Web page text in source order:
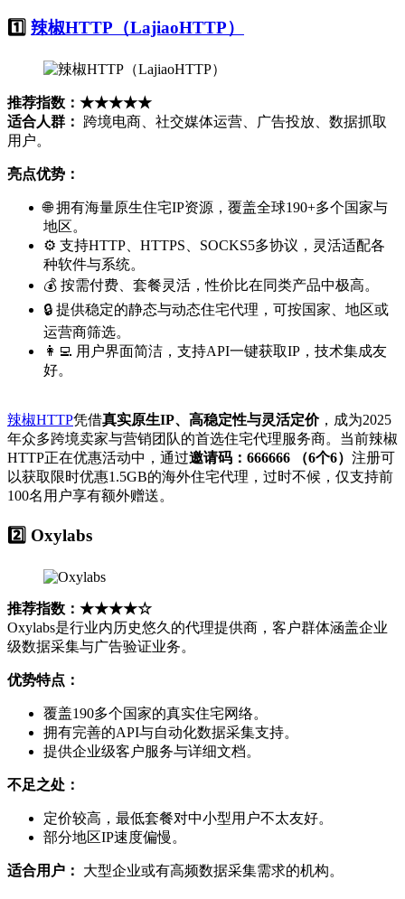
1️⃣ 辣椒HTTP（LajiaoHTTP）
推荐指数：★★★★★
适合人群：
跨境电商、社交媒体运营、广告投放、数据抓取
用户。
亮点优势：
🌐 拥有海量原生住宅IP资源，覆盖全球190+多个国家与
地区。
⚙️ 支持HTTP、HTTPS、SOCKS5多协议，灵活适配各
种软件与系统。
💰 按需付费、套餐灵活，性价比在同类产品中极高。
🔒 提供稳定的静态与动态住宅代理，可按国家、地区或
运营商筛选。
👩‍💻 用户界面简洁，支持API一键获取IP，技术集成友
好。
辣椒HTTP凭借真实原生IP、高稳定性与灵活定价，成为2025
年众多跨境卖家与营销团队的首选住宅代理服务商。当前辣椒
HTTP正在优惠活动中，通过邀请码：666666 （6个6） 注册可
以获取限时优惠1.5GB的海外住宅代理，过时不候，仅支持前
100名用户享有额外赠送。
2️⃣ Oxylabs
推荐指数：★★★★☆
Oxylabs是行业内历史悠久的代理提供商，客户群体涵盖企业
级数据采集与广告验证业务。
优势特点：
覆盖190多个国家的真实住宅网络。
拥有完善的API与自动化数据采集支持。
提供企业级客户服务与详细文档。
不足之处：
定价较高，最低套餐对中小型用户不太友好。
部分地区IP速度偏慢。
适合用户： 大型企业或有高频数据采集需求的机构。